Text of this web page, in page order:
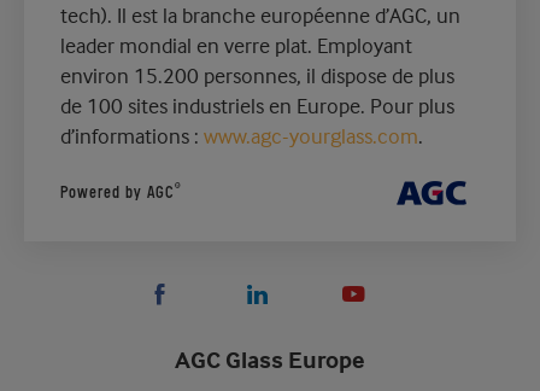
tech). Il est la branche européenne d’AGC, un
leader mondial en verre plat. Employant
environ 15.200 personnes, il dispose de plus
de 100 sites industriels en Europe. Pour plus
d’informations : www.agc-yourglass.com.
Powered by AGC®
AGC Glass Europe